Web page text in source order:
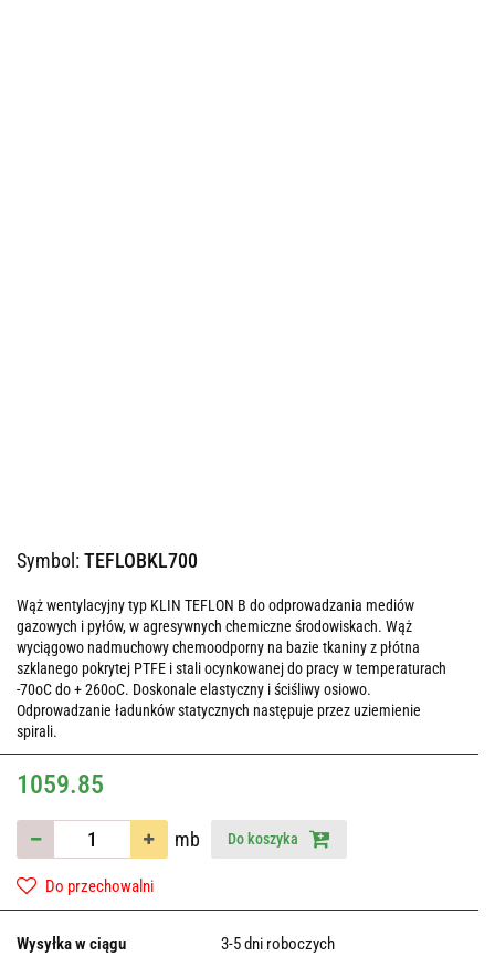
Symbol:TEFLOBKL700
Wąż wentylacyjny typ KLIN TEFLON B do odprowadzania mediów
gazowych i pyłów, w agresywnych chemiczne środowiskach. Wąż
wyciągowo nadmuchowy chemoodporny na bazie tkaniny z płótna
szklanego pokrytej PTFE i stali ocynkowanej do pracy w temperaturach
-70oC do + 260oC. Doskonale elastyczny i ściśliwy osiowo.
Odprowadzanie ładunków statycznych następuje przez uziemienie
spirali.
1059.85
mb Do koszyka
Do przechowalni
Wysyłka w ciągu 3-5 dni roboczych